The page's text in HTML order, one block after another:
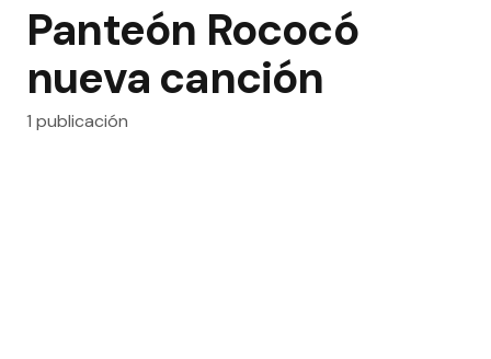
Panteón Rococó
nueva canción
1 publicación